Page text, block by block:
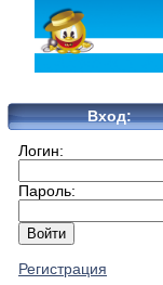
Вход:
Логин:
Пароль:
Регистрация